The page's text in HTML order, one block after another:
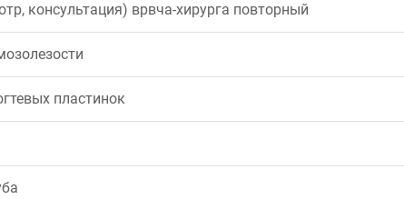
консультация) врвча-хирурга повторный
пластинок